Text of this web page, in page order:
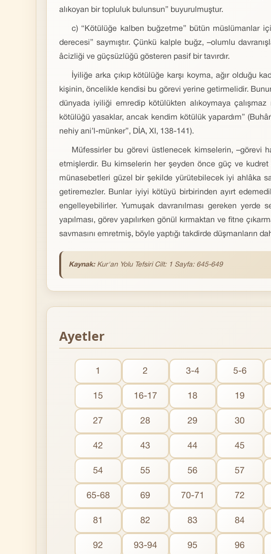
alıkoyan bir topluluk bulunsun” buyurulmuştur.
c) “Kötülüğe kalben buğzetme” bütün müslümanlar
derecesi” saymıştır. Çünkü kalple buğz, –olumlu
âcizliği ve güçsüzlüğü gösteren pasif bir tavırdır.
İyiliğe arka çıkıp kötülüğe karşı koyma, ağır olduğu
kişinin, öncelikle kendisi bu görevi yerine getirmelidir.
dünyada iyiliği emredip kötülükten alıkoymaya
kötülüğü yasaklar, ancak kendim kötülük yapardım”
nehiy ani’l-münker”, DİA, XI, 138-141).
Müfessirler bu görevi üstlenecek kimselerin, –görevi
etmişlerdir. Bu kimselerin her şeyden önce güç ve kudret
münasebetleri güzel bir şekilde yürütebilecek iyi ahlâka
getiremezler. Bunlar iyiyi kötüyü birbirinden ayırt
engelleyebilirler. Yumuşak davranılması gereken yerde
yapılması, görev yapılırken gönül kırmaktan ve fitne
savmasını emretmiş, böyle yaptığı takdirde düşmanların
Kaynak: Kur'an Yolu Tefsiri Cilt: 1 Sayfa: 645-649
Ayetler
1 2 3-4 5-6
15 16-17 18 19
27 28 29 30
42 43 44 45
54 55 56 57
65-68 69 70-71 72
81 82 83 84
92 93-94 95 96